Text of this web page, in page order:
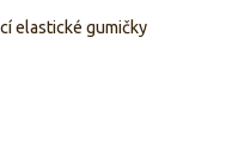
elastické gumičky